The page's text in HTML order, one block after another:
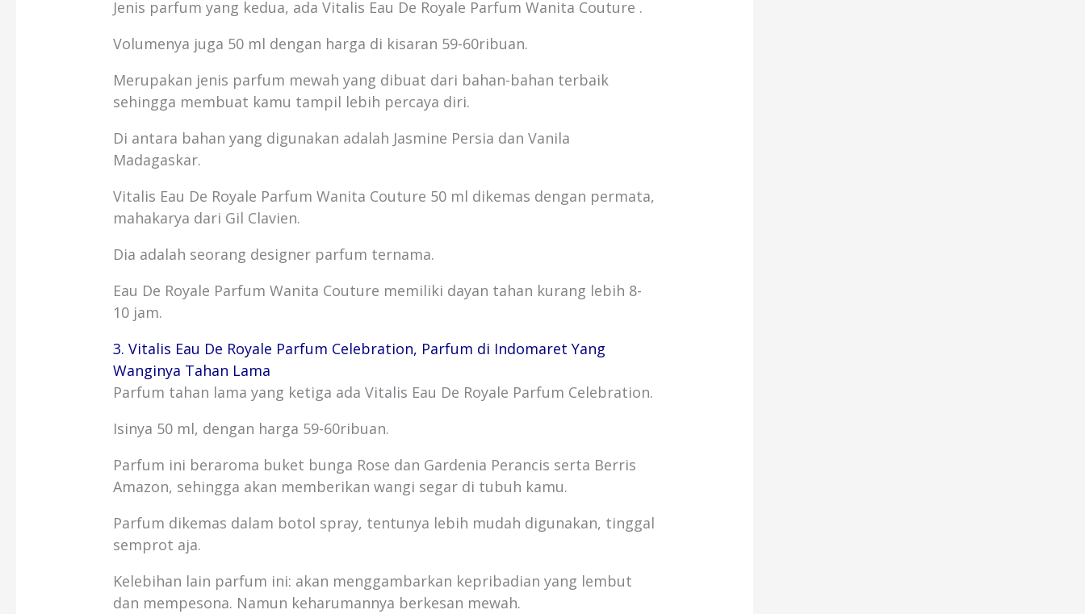
Jenis parfum yang kedua, ada Vitalis Eau De Royale Parfum Wanita Couture .
Volumenya juga 50 ml dengan harga di kisaran 59-60ribuan.
Merupakan jenis parfum mewah yang dibuat dari bahan-bahan terbaik
sehingga membuat kamu tampil lebih percaya diri.
Di antara bahan yang digunakan adalah Jasmine Persia dan Vanila
Madagaskar.
Vitalis Eau De Royale Parfum Wanita Couture 50 ml dikemas dengan permata,
mahakarya dari Gil Clavien.
Dia adalah seorang designer parfum ternama.
Eau De Royale Parfum Wanita Couture memiliki dayan tahan kurang lebih 8-
10 jam.
3. Vitalis Eau De Royale Parfum Celebration, Parfum di Indomaret Yang
Wanginya Tahan Lama
Parfum tahan lama yang ketiga ada Vitalis Eau De Royale Parfum Celebration.
Isinya 50 ml, dengan harga 59-60ribuan.
Parfum ini beraroma buket bunga Rose dan Gardenia Perancis serta Berris
Amazon, sehingga akan memberikan wangi segar di tubuh kamu.
Parfum dikemas dalam botol spray, tentunya lebih mudah digunakan, tinggal
semprot aja.
Kelebihan lain parfum ini: akan menggambarkan kepribadian yang lembut
dan mempesona. Namun keharumannya berkesan mewah.